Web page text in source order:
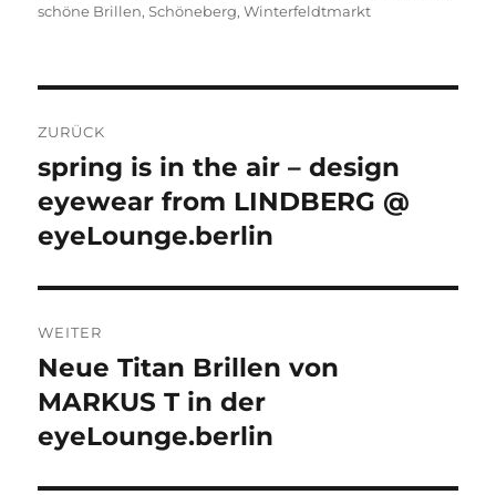
schöne Brillen,Schöneberg,Winterfeldtmarkt
ZURÜCK
Vorheriger
Beitrag:
spring is in the air – design
eyewear from LINDBERG @
eyeLounge.berlin
WEITER
Nächster
Beitrag:
Neue Titan Brillen von
MARKUS T in der
eyeLounge.berlin